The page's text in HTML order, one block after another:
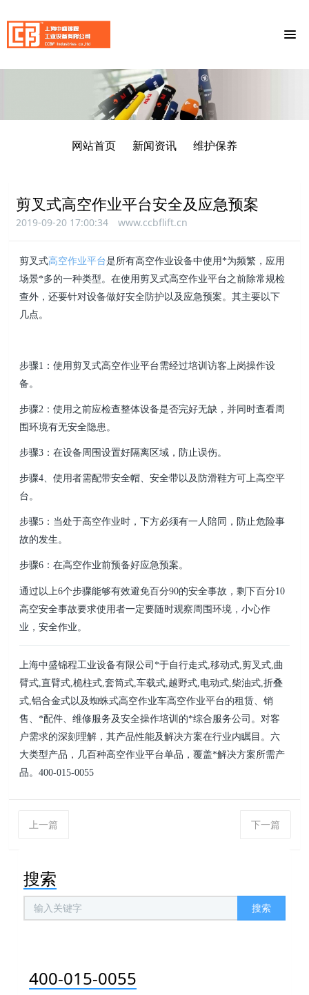
网站首页 新闻资讯 维护保养
剪叉式高空作业平台安全及应急预案
2019-09-20 17:00:34 www.ccbflift.cn
剪叉式高空作业平台是所有高空作业设备中使用*为频繁，应用
场景*多的一种类型。在使用剪叉式高空作业平台之前除常规检
查外，还要针对设备做好安全防护以及应急预案。其主要以下
几点。
步骤1：使用剪叉式高空作业平台需经过培训访客上岗操作设
备。
步骤2：使用之前应检查整体设备是否完好无缺，并同时查看周
围环境有无安全隐患。
步骤3：在设备周围设置好隔离区域，防止误伤。
步骤4、使用者需配带安全帽、安全带以及防滑鞋方可上高空平
台。
步骤5：当处于高空作业时，下方必须有一人陪同，防止危险事
故的发生。
步骤6：在高空作业前预备好应急预案。
通过以上6个步骤能够有效避免百分90的安全事故，剩下百分10
高空安全事故要求使用者一定要随时观察 周围环境，小心作
业，安全作业。
上海中盛锦程工业设备有限公司*于自行走式,移动式,剪叉式,曲
臂式,直臂式,桅柱式,套筒式,车载式,越野式,电动式,柴油式,折叠
式,铝合金式以及蜘蛛式高空作业车高空作业平台的租赁、销
售、*配件、维修服务及安全操作培训的*综合服务公司。对客
户需求的深刻理解，其产品性能及解决方案在行业内瞩目。六
大类型产品，几百种高空作业平台单品，覆盖*解决方案所需产
品。400-015-0055
上一篇 下一篇
搜索
搜索
400-015-0055